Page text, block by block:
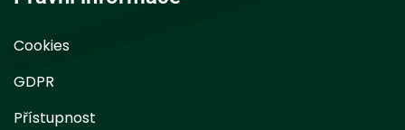
Cookies
GDPR
Přístupnost